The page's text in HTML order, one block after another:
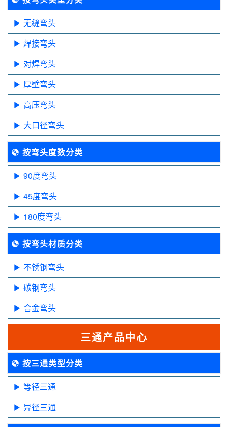
无缝弯头
焊接弯头
对焊弯头
厚壁弯头
高压弯头
大口径弯头
按弯头度数分类
90度弯头
45度弯头
180度弯头
按弯头材质分类
不锈钢弯头
碳钢弯头
合金弯头
三通产品中心
按三通类型分类
等径三通
异径三通